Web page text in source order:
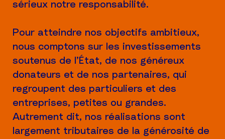
sérieux notre responsabilité.
Pour atteindre nos objectifs ambitieux,
nous comptons sur les investissements
soutenus de l’État, de nos généreux
donateurs et de nos partenaires, qui
regroupent des particuliers et des
entreprises, petites ou grandes.
Autrement dit, nos réalisations sont
largement tributaires de la générosité de